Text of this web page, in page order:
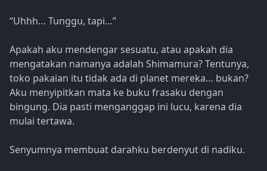
“Uhhh… Tunggu, tapi…”
Apakah aku mendengar sesuatu, atau apakah dia
mengatakan namanya adalah Shimamura? Tentunya,
toko pakaian itu tidak ada di planet mereka… bukan?
Aku menyipitkan mata ke buku frasaku dengan
bingung. Dia pasti menganggap ini lucu, karena dia
mulai tertawa.
Senyumnya membuat darahku berdenyut di nadiku.